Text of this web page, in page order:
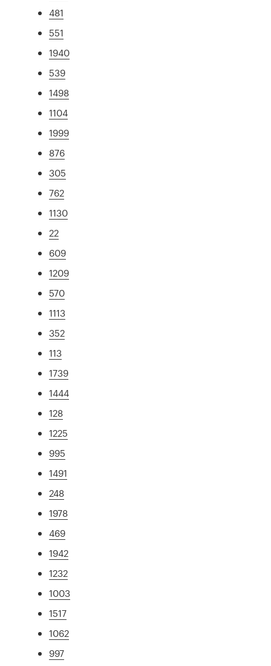
481
551
1940
539
1498
1104
1999
876
305
762
1130
22
609
1209
570
1113
352
113
1739
1444
128
1225
995
1491
248
1978
469
1942
1232
1003
1517
1062
997